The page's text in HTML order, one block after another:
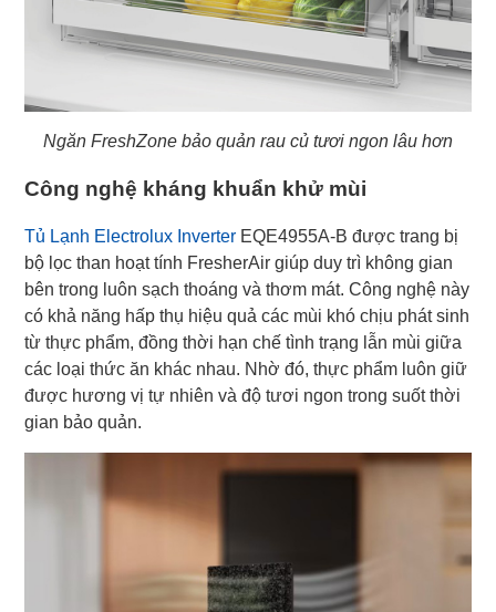
Ngăn FreshZone bảo quản rau củ tươi ngon lâu hơn
Công nghệ kháng khuẩn khử mùi
Tủ Lạnh Electrolux Inverter EQE4955A-B được trang bị
bộ lọc than hoạt tính FresherAir giúp duy trì không gian
bên trong luôn sạch thoáng và thơm mát. Công nghệ này
có khả năng hấp thụ hiệu quả các mùi khó chịu phát sinh
từ thực phẩm, đồng thời hạn chế tình trạng lẫn mùi giữa
các loại thức ăn khác nhau. Nhờ đó, thực phẩm luôn giữ
được hương vị tự nhiên và độ tươi ngon trong suốt thời
gian bảo quản.